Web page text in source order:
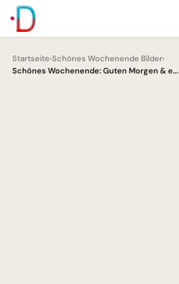
Startseite›Schönes Wochenende Bilder›
Schönes Wochenende: Guten Morgen & e...